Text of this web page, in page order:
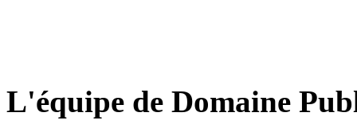
L'équipe de Domaine